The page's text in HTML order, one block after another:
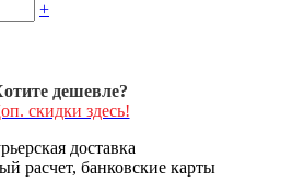
+
дешевле?
скидки здесь!
доставка
расчет, банковские карты